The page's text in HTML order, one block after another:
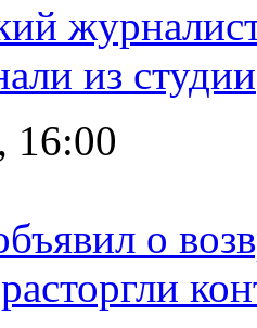
из студии
16:00
о